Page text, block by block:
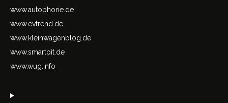
www.autophorie.de
www.evtrend.de
www.kleinwagenblog.de
www.smartpit.de
www.wug.info